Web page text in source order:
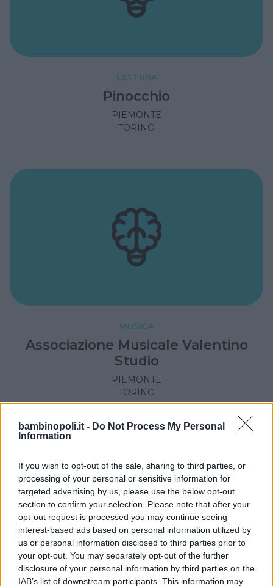
bambinopoli.it - Do Not Process My Personal
Information
If you wish to opt-out of the sale, sharing to third parties, or
processing of your personal or sensitive information for
targeted advertising by us, please use the below opt-out
section to confirm your selection. Please note that after your
opt-out request is processed you may continue seeing
interest-based ads based on personal information utilized by
us or personal information disclosed to third parties prior to
your opt-out. You may separately opt-out of the further
disclosure of your personal information by third parties on the
IAB’s list of downstream participants. This information may
LETTURA
Pinocchio
PIEMONTE
TORINO
MUSICA
Associazione Musicale Valentino
Studio
PIEMONTE
TORINO